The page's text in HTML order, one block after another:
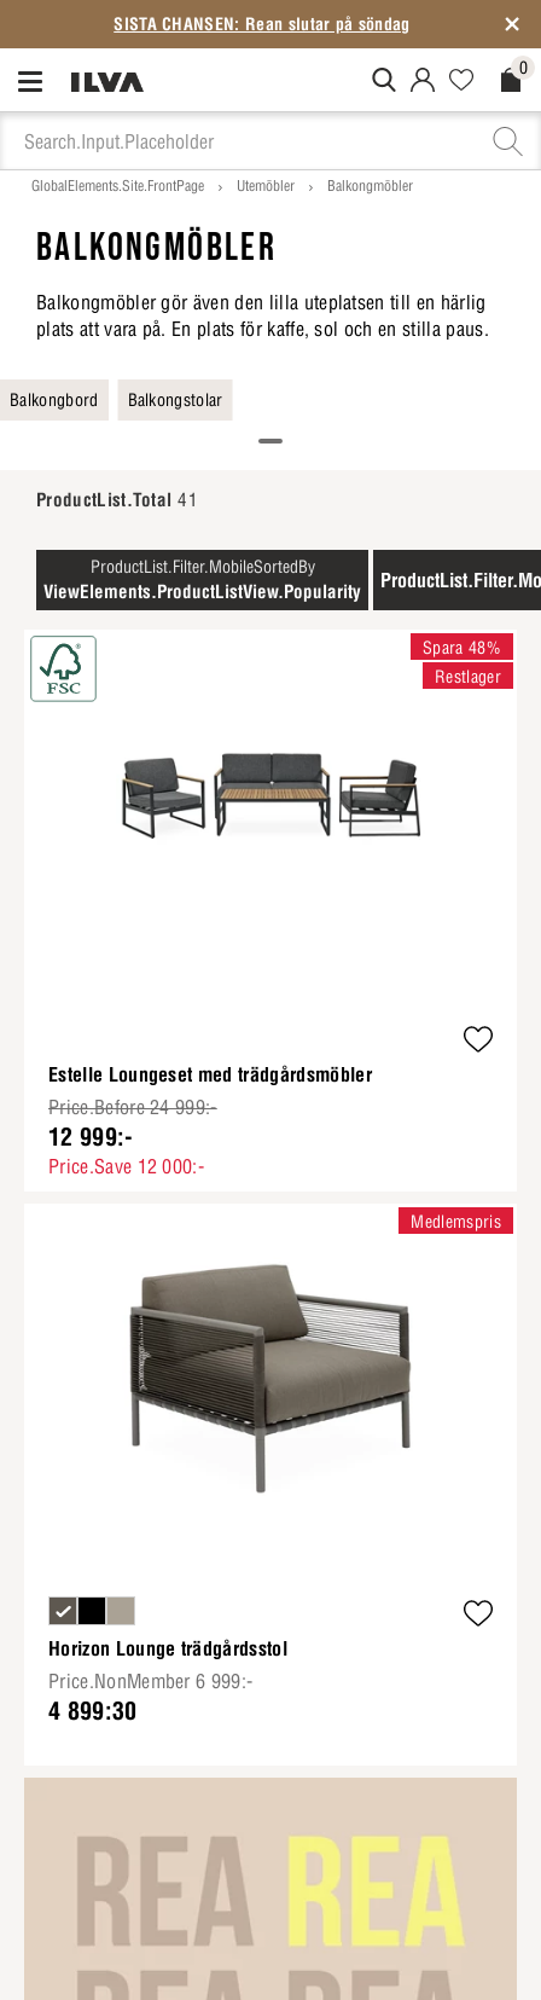
4,5★ påTrustpilot – över 6 000 omdömen
MitIlva.Login 0
GlobalElements.Site.FrontPage Utemöbler Balkongmöbler
BALKONGMÖBLER
Balkongmöbler gör även den lilla uteplatsen till en härlig
plats att vara på. En plats för kaffe, sol och en stilla paus.
Balkongbord Balkongstolar
ProductList.Total 41
ProductList.Filter.MobileSortedBy
ViewElements.ProductListView.Popularity
Estelle Loungeset med trädgårdsmöbler
Price.Before 24 999:-
12 999:-
Price.Save 12 000:-
Spara 48%
Restlager
Horizon Lounge trädgårdsstol
Price.NonMember 6 999:-
4 899:30
Medlemspris